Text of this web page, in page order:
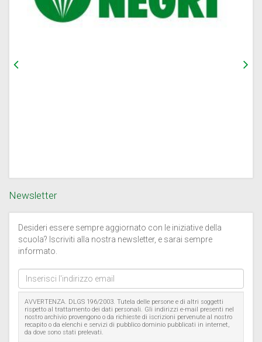
Newsletter
Desideri essere sempre aggiornato con le iniziative della
scuola? Iscriviti alla nostra newsletter, e sarai sempre
informato.
Inserisci
l'indirizzo
email
AVVERTENZA. DLGS 196/2003. Tutela delle persone e di altri soggetti
rispetto al trattamento dei dati personali. Gli indirizzi e-mail presenti nel
nostro archivio provengono o da richieste di iscrizioni pervenute al nostro
recapito o da elenchi e servizi di pubblico dominio pubblicati in internet,
da dove sono stati prelevati.